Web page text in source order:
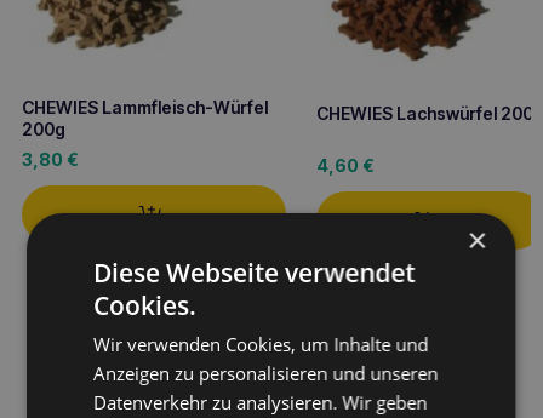
CHEWIES Lammfleisch-Würfel
200g
3,80 €
CHEWIES Lachswürfel 200g
4,60 €
×
Diese Webseite verwendet
Cookies.
Wir verwenden Cookies, um Inhalte und
Anzeigen zu personalisieren und unseren
Datenverkehr zu analysieren. Wir geben